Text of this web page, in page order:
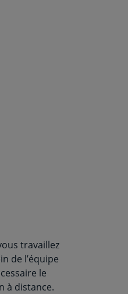
travaillez
de l’équipe
le
à distance.